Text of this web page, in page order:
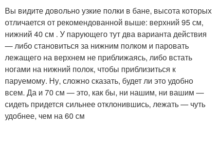
Вы видите довольно узкие полки в бане, высота которых
отличается от рекомендованной выше: верхний 95 см,
нижний 40 см . У парующего тут два варианта действия
— либо становиться за нижним полком и паровать
лежащего на верхнем не приближаясь, либо встать
ногами на нижний полок, чтобы приблизиться к
паруемому. Ну, сложно сказать, будет ли это удобно
всем. Да и 70 см — это, как бы, ни нашим, ни вашим —
сидеть придется сильнее отклонившись, лежать — чуть
удобнее, чем на 60 см